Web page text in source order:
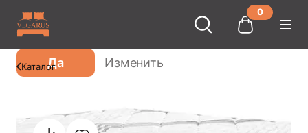
0
Ваш город
Да Изменить
Каталог